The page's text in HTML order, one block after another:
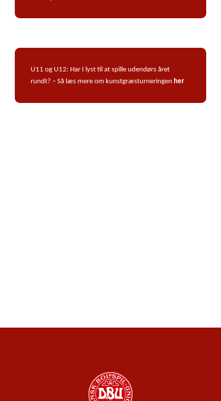
U11 og U12: Har I lyst til at spille udendørs året
rundt? – Så læs mere om kunstgræsturneringen her